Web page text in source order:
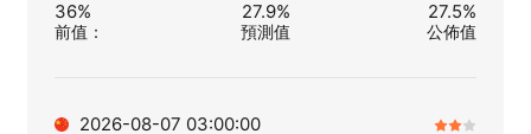
36%
前值 ：
27.9%
預測值
27.5%
公佈值
2026-08-07 03:00:00